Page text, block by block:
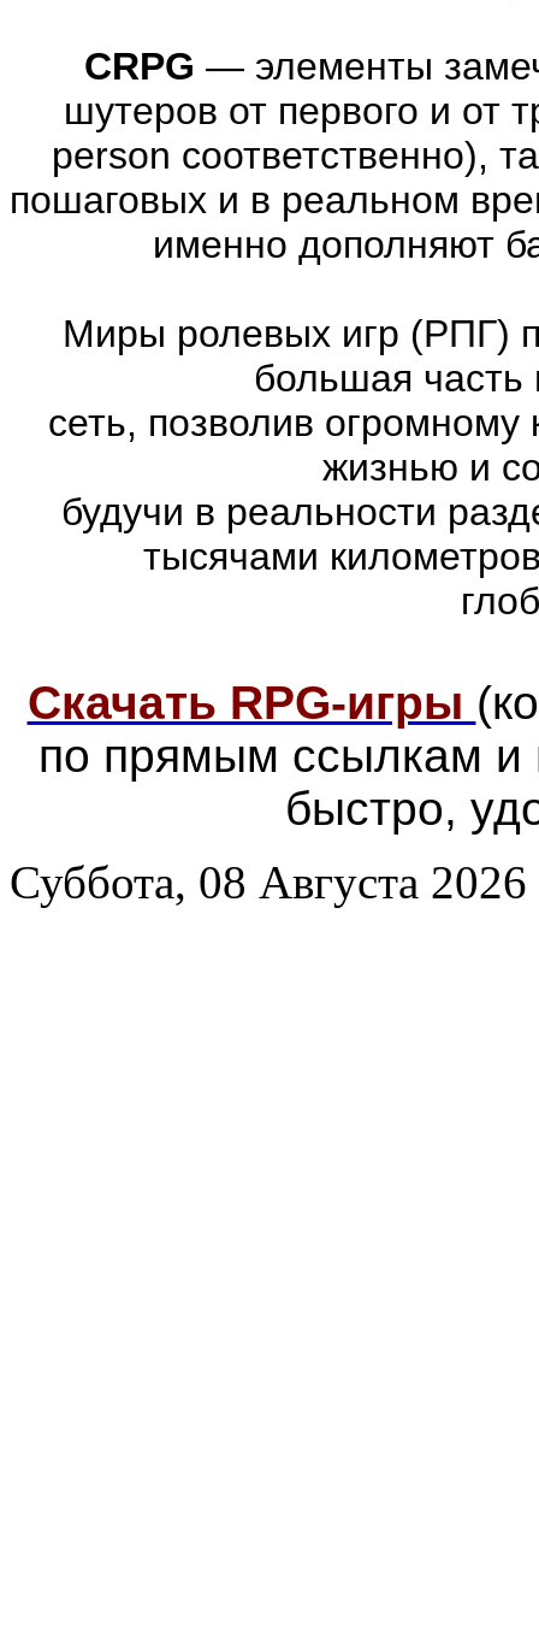
CRPG — элементы
шутеров от первого и от
person соответственно),
пошаговых и в реальном
именно дополняют
Миры ролевых игр (РПГ)
большая часть
сеть, позволив огромному
жизнью и
будучи в реальности
тысячами
Скачать RPG-игры
по прямым ссылкам и
быстро,
Суббота, 08 Августа 2026